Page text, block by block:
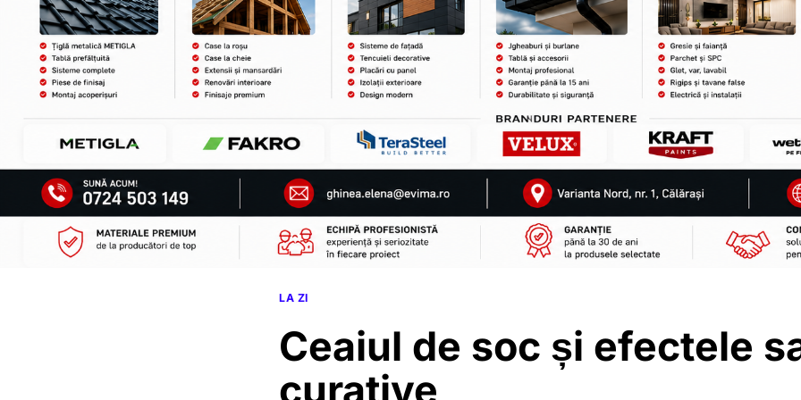
LA ZI
Ceaiul de soc și efectele
curative